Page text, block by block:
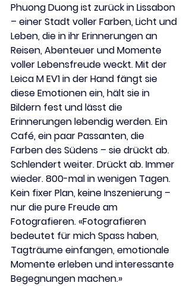
Phuong Duong ist zurück in Lissabon
– einer Stadt voller Farben, Licht und
Leben, die in ihr Erinnerungen an
Reisen, Abenteuer und Momente
voller Lebensfreude weckt. Mit der
Leica M EV1 in der Hand fängt sie
diese Emotionen ein, hält sie in
Bildern fest und lässt die
Erinnerungen lebendig werden. Ein
Café, ein paar Passanten, die
Farben des Südens – sie drückt ab.
Schlendert weiter. Drückt ab. Immer
wieder. 800-mal in wenigen Tagen.
Kein fixer Plan, keine Inszenierung –
nur die pure Freude am
Fotografieren. «Fotografieren
bedeutet für mich Spass haben,
Tagträume einfangen, emotionale
Momente erleben und interessante
Begegnungen machen.»